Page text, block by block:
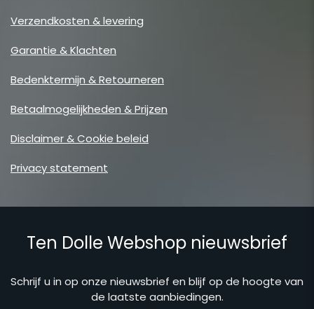
Verzendkosten & levering
Garantie & Klachten
Bedenktermijn & Retourneren
Betaalmogelijkheden & Prijzen
Disclaimer & Cookie beleid
Privacy statement
Ten Dolle Webshop nieuwsbrief
Schrijf u in op onze nieuwsbrief en blijf op de hoogte van
de laatste aanbiedingen.